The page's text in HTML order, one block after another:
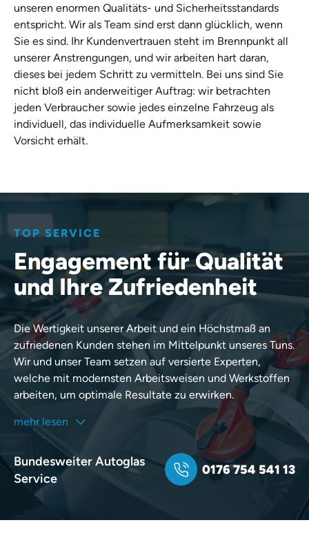
unseren enormen Qualitäts- und Sicherheitsstandards
entspricht. Wir als Team sind erst dann glücklich, wenn
Sie es sind. Ihr Kundenvertrauen steht im Brennpunkt all
unserer Anstrengungen, und wir arbeiten hart daran,
dieses bei jedem Schritt zu vermitteln. Bei uns sind Sie
nicht bloß ein anderweitiger Auftrag: wir betrachten
jeden Verbraucher sowie jedes einzelne Fahrzeug als
individuell, das individuelle Aufmerksamkeit sowie
Vorsicht erhält.
TOP SERVICE
Engagement für Qualität
und Ihre Zufriedenheit
Die Wertigkeit unserer Arbeit und ein Höchstmaß an
zufriedenen Kunden stehen im Mittelpunkt unseres Tuns.
Wir und unser Team setzen auf versierte Experten,
welche mit modernsten Arbeitsweisen und Werkstoffen
arbeiten, um optimale Resultate zu erwirken.
mehr lesen
Bundesweiter Autoglas
Service
0176 754 541 13